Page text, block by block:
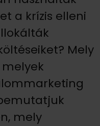
a krízis elleni
Mely
mely